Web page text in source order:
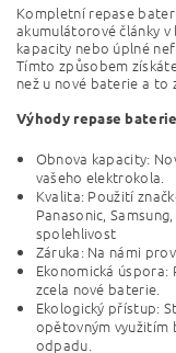
Kompletní repase
akumulátorové články
kapacity nebo úplné
Tímto způsobem
než u nové baterie a to
Výhody repase
Obnova kapacity:
vašeho elektrokola.
Kvalita: Použití
Panasonic,
spolehlivost
Záruka: Na námi
Ekonomická úspora:
zcela nové baterie.
Ekologický přístup:
opětovným využitím
odpadu.